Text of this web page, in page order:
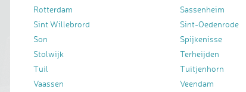
Rotterdam
Sassenheim
Sint Willebrord
Sint-Oedenrode
Son
Spijkenisse
Stolwijk
Terheijden
Tuil
Tuitjenhorn
Vaassen
Veendam